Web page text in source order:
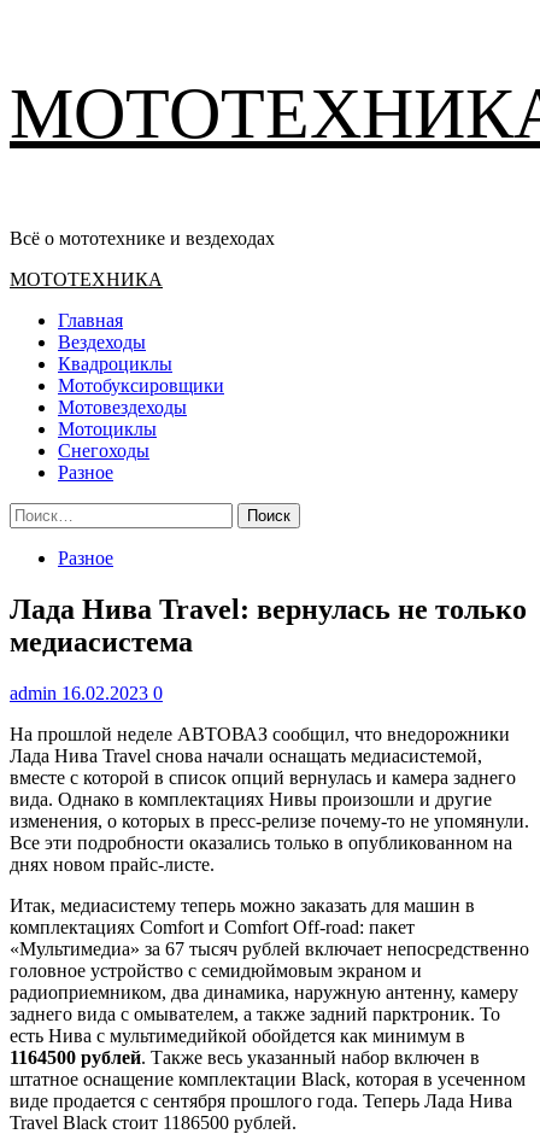
содержимому
Всё о мототехнике и вездеходах
Основное
МОТОТЕХНИКА
Главная
Вездеходы
Квадроциклы
Мотобуксировщики
Мотовездеходы
Мотоциклы
Снегоходы
Разное
Найти:
Разное
Лада Нива Travel: вернулась не только
медиасистема
admin 16.02.2023 0
На прошлой неделе АВТОВАЗ сообщил, что внедорожники
Лада Нива Travel снова начали оснащать медиасистемой,
вместе с которой в список опций вернулась и камера заднего
вида. Однако в комплектациях Нивы произошли и другие
изменения, о которых в пресс-релизе почему-то не упомянули.
Все эти подробности оказались только в опубликованном на
днях новом прайс-листе.
Итак, медиасистему теперь можно заказать для машин в
комплектациях Comfort и Comfort Off-road: пакет
«Мультимедиа» за 67 тысяч рублей включает непосредственно
головное устройство с семидюймовым экраном и
радиоприемником, два динамика, наружную антенну, камеру
заднего вида с омывателем, а также задний парктроник. То
есть Нива с мультимедийкой обойдется как минимум в
1164500 рублей. Также весь указанный набор включен в
штатное оснащение комплектации Black, которая в усеченном
виде продается с сентября прошлого года. Теперь Лада Нива
Travel Black стоит 1186500 рублей.